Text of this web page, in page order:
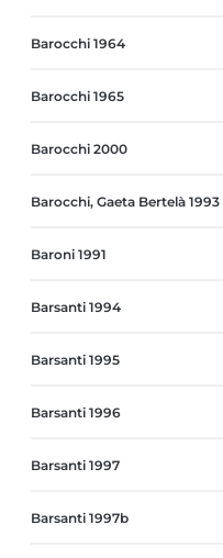
Barocchi 1964
Barocchi 1965
Barocchi 2000
Barocchi, Gaeta Bertelà 1993
Baroni 1991
Barsanti 1994
Barsanti 1995
Barsanti 1996
Barsanti 1997
Barsanti 1997b